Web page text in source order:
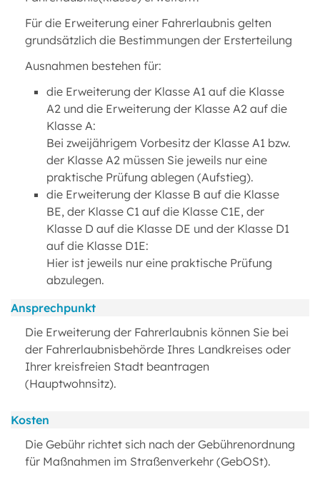
Für die Erweiterung einer Fahrerlaubnis gelten
grundsätzlich die Bestimmungen der Ersterteilung
Ausnahmen bestehen für:
die Erweiterung der Klasse A1 auf die Klasse
A2 und die Erweiterung der Klasse A2 auf die
Klasse A:
Bei zweijährigem Vorbesitz der Klasse A1 bzw.
der Klasse A2 müssen Sie jeweils nur eine
praktische Prüfung ablegen (Aufstieg).
die Erweiterung der Klasse B auf die Klasse
BE, der Klasse C1 auf die Klasse C1E, der
Klasse D auf die Klasse DE und der Klasse D1
auf die Klasse D1E:
Hier ist jeweils nur eine praktische Prüfung
abzulegen.
Ansprechpunkt
Die Erweiterung der Fahrerlaubnis können Sie bei
der Fahrerlaubnisbehörde Ihres Landkreises oder
Ihrer kreisfreien Stadt beantragen
(Hauptwohnsitz).
Kosten
Die Gebühr richtet sich nach der Gebührenordnung
für Maßnahmen im Straßenverkehr (GebOSt).